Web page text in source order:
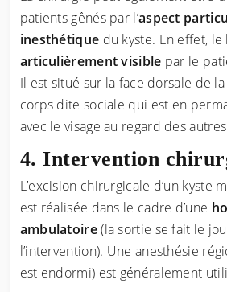
patients gênés par l’aspect
inesthétique du kyste. En effet,
articulièrement visible par le
Il est situé sur la face dorsale de
corps dite sociale qui est en
avec le visage au regard des
Intervention
L’excision chirurgicale d’un kyste
est réalisée dans le cadre d’une
ambulatoire(la sortie se fait le
l’intervention). Une anesthésie
est endormi) est généralement